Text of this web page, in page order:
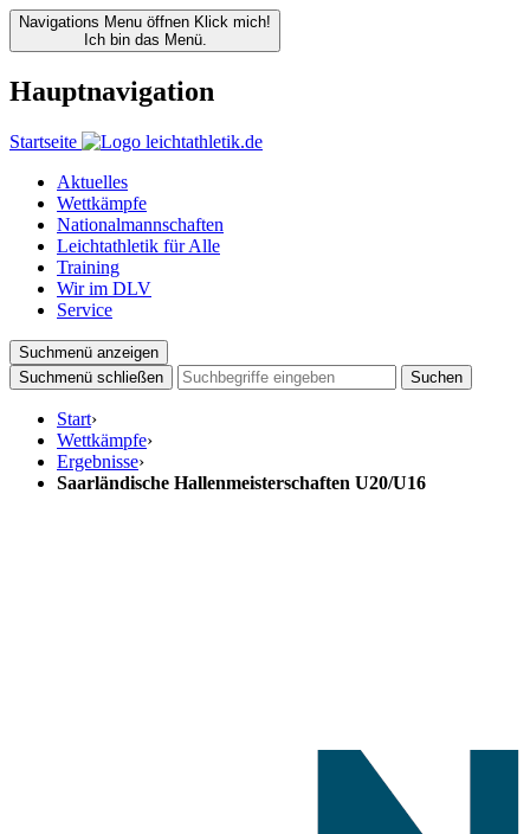
Navigations Menu öffnen Klick mich!
Ich bin das Menü.
Hauptnavigation
Startseite
Aktuelles
Wettkämpfe
Nationalmannschaften
Leichtathletik für Alle
Training
Wir im DLV
Service
Suchmenü anzeigen
Suchmenü schließen
Suchen
Start›
Wettkämpfe›
Ergebnisse›
Saarländische Hallenmeisterschaften U20/U16